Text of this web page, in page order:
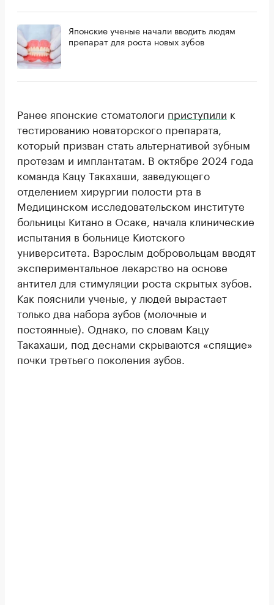
Японские ученые начали вводить людям
препарат для роста новых зубов
Ранее японские стоматологи приступили к
тестированию новаторского препарата,
который призван стать альтернативой зубным
протезам и имплантатам. В октябре 2024 года
команда Кацу Такахаши, заведующего
отделением хирургии полости рта в
Медицинском исследовательском институте
больницы Китано в Осаке, начала клинические
испытания в больнице Киотского
университета. Взрослым добровольцам вводят
экспериментальное лекарство на основе
антител для стимуляции роста скрытых зубов.
Как пояснили ученые, у людей вырастает
только два набора зубов (молочные и
постоянные). Однако, по словам Кацу
Такахаши, под деснами скрываются «спящие»
почки третьего поколения зубов.